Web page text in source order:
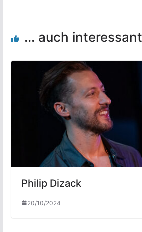
... auch interessant
Philip Dizack
20/10/2024